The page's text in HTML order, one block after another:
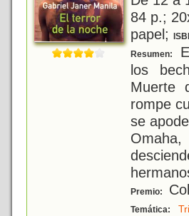
84 p.;
papel;
Resumen:
los
Muerte
rompe
se
Premio:
Temática: